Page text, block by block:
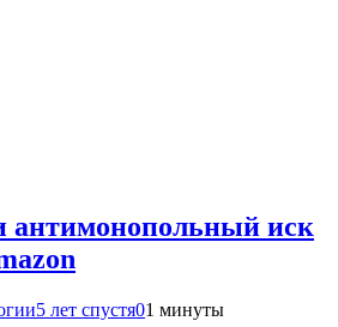
иск
5 лет спустя01 минуты